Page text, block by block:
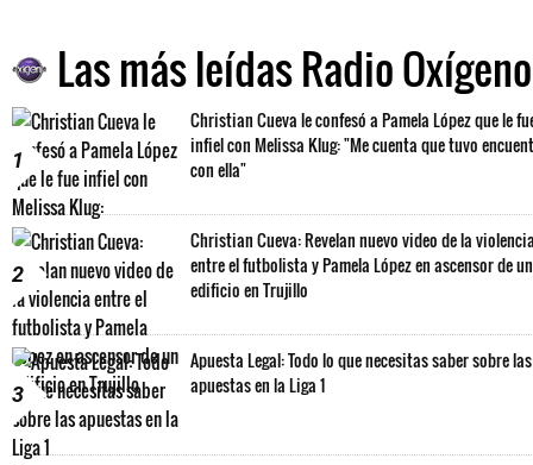
Las más leídas Radio Oxígeno
1
Christian Cueva le confesó a Pamela López que le
infiel con Melissa Klug: "Me cuenta que tuvo
con ella"
2
Christian Cueva: Revelan nuevo video de la
entre el futbolista y Pamela López en ascensor de un
edificio en Trujillo
3
Apuesta Legal: Todo lo que necesitas saber sobre las
apuestas en la Liga 1